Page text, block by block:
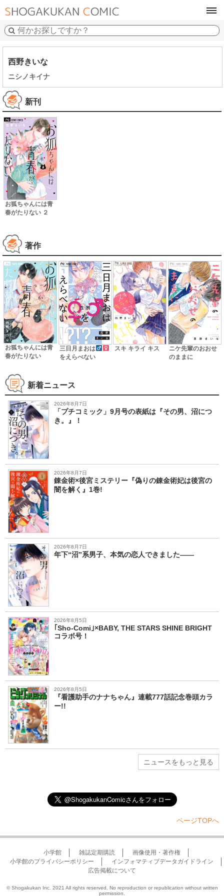
西野きいな
ニシノキイナ
新刊
お狐ちゃんには青
春がたりない ２
著作
お狐ちゃんには青
春がたりない
三日月まおは
をえらべない
スキ キライ キス
ニケ先輩のおおせ
のままに
新着ニュース
2026年8月7日
「プチコミック」9月号の表紙は『その男、沼につ
き。』！
2026年8月7日
錬金術×後宮ミステリー『偽りの錬金術妃は後宮の
闇を解く』1巻!
2026年8月7日
年下“沼”系男子、本気の恋人できました――
2026年8月5日
｢Sho-Comi｣×BABY, THE STARS SHINE BRIGHT
コラボ号！
2026年8月5日
『看護助手のナナちゃん』連載777話記念巻頭カラ
ー!!
ニュースをもっと見る
ページTOPへ
小学館 雑誌定期購読
画像使用・著作権
小学館のプライバシーポリシー
インフォマティブデータガイドライン
広告掲載について
© Shogakukan Inc. 2021 All rights reserved. No reproduction or republication without written
permission.